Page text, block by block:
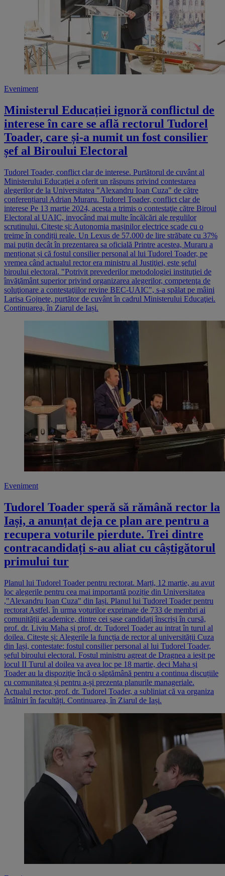
Eveniment
Ministerul Educației ignoră conflictul de
interese în care se află rectorul Tudorel
Toader, care și-a numit un fost consilier
șef al Biroului Electoral
Tudorel Toader, conflict clar de interese. Purtătorul de cuvânt al
Ministerului Educaţiei a oferit un răspuns privind contestarea
alegerilor de la Universitatea "Alexandru Ioan Cuza" de către
conferențiarul Adrian Muraru. Tudorel Toader, conflict clar de
interese Pe 13 martie 2024, acesta a trimis o contestaţie către Biroul
Electoral al UAIC, invocând mai multe încălcări ale regulilor
scrutinului. Citește și: Autonomia mașinilor electrice scade cu o
treime în condiții reale. Un Lexus de 57.000 de lire străbate cu 37%
mai puțin decât în prezentarea sa oficială Printre acestea, Muraru a
menționat și că fostul consilier personal al lui Tudorel Toader, pe
vremea când actualul rector era ministru al Justiţiei, este şeful
biroului electoral. "Potrivit prevederilor metodologiei instituţiei de
învăţământ superior privind organizarea alegerilor, competenţa de
soluţionare a contestaţiilor revine BEC-UAIC", s-a spălat pe mâini
Larisa Gojnete, purtător de cuvânt în cadrul Ministerului Educaţiei.
Continuarea, în Ziarul de Iași.
Eveniment
Tudorel Toader speră să rămână rector la
Iași, a anunțat deja ce plan are pentru a
recupera voturile pierdute. Trei dintre
contracandidați s-au aliat cu câștigătorul
primului tur
Planul lui Tudorel Toader pentru rectorat. Marți, 12 martie, au avut
loc alegerile pentru cea mai importantă poziție din Universitatea
,"Alexandru Ioan Cuza" din Iași. Planul lui Tudorel Toader pentru
rectorat Astfel, în urma voturilor exprimate de 733 de membri ai
comunității academice, dintre cei șase candidați înscriși în cursă,
prof. dr. Liviu Maha și prof. dr. Tudorel Toader au intrat în turul al
doilea. Citește și: Alegerile la funcția de rector al universității Cuza
din Iași, contestate: fostul consilier personal al lui Tudorel Toader,
șeful biroului electoral. Fostul ministru agreat de Dragnea a ieșit pe
locul II Turul al doilea va avea loc pe 18 martie, deci Maha și
Toader au la dispoziţie încă o săptămână pentru a continua discuțiile
cu comunitatea și pentru a-și prezenta planurile manageriale.
Actualul rector, prof. dr. Tudorel Toader, a subliniat că va organiza
întâlniri în facultăți. Continuarea, în Ziarul de Iași.